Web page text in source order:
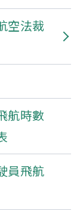
空法裁
航時數
員飛航